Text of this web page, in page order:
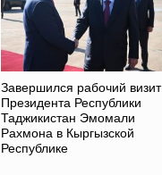
Завершился рабочий визит
Президента Республики
Таджикистан Эмомали
Рахмона в Кыргызской
Республике